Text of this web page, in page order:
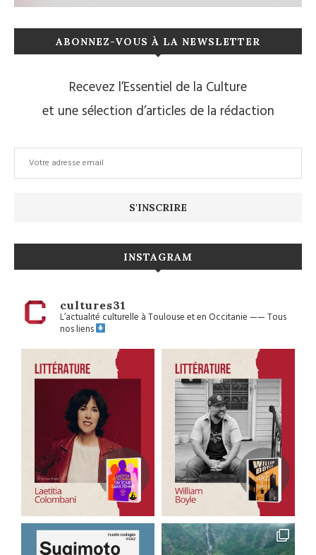
ABONNEZ-VOUS À LA NEWSLETTER
Recevez l’Essentiel de la Culture
et une sélection d’articles de la rédaction
INSTAGRAM
cultures31
L’actualité culturelle à Toulouse et en Occitanie——Tous
nos liens